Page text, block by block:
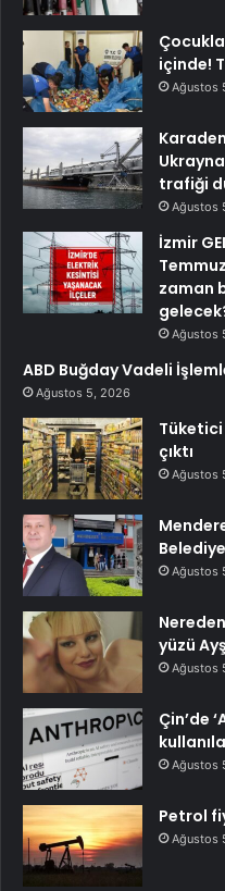
içinde!
Ağustos
trafiği
Ağustos
İzmir
zaman
Ağustos
ABD Buğday Vadeli
Ağustos 5, 2026
Tüketici
çıktı
Ağustos
Ağustos
yüzü
Ağustos
Çin’de
Ağustos
Petrol
Ağustos